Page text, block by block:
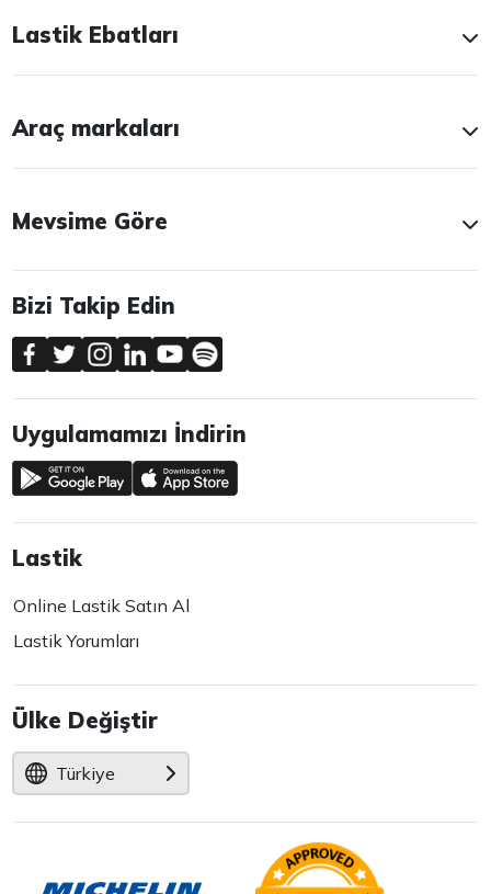
Lastik Ebatları
Araç markaları
Mevsime Göre
Bizi Takip Edin
Uygulamamızı İndirin
Lastik
Online Lastik Satın Al
Lastik Yorumları
Ülke Değiştir
Türkiye